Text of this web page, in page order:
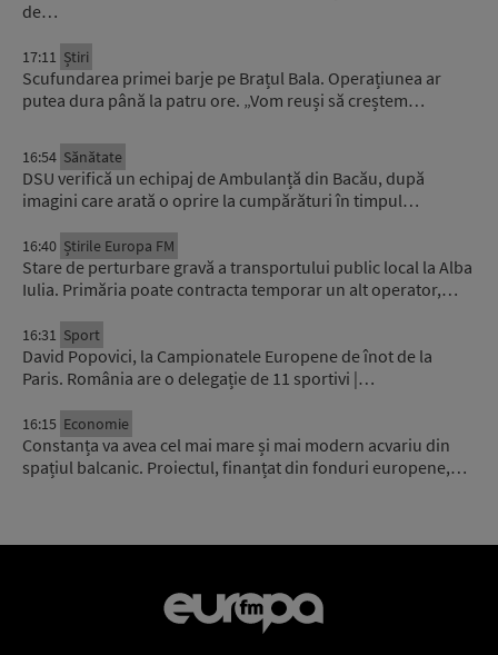
de…
17:11 Știri
Scufundarea primei barje pe Brațul Bala. Operațiunea ar
putea dura până la patru ore. „Vom reuși să creștem…
16:54 Sănătate
DSU verifică un echipaj de Ambulanță din Bacău, după
imagini care arată o oprire la cumpărături în timpul…
16:40 Știrile Europa FM
Stare de perturbare gravă a transportului public local la Alba
Iulia. Primăria poate contracta temporar un alt operator,…
16:31 Sport
David Popovici, la Campionatele Europene de înot de la
Paris. România are o delegație de 11 sportivi |…
16:15 Economie
Constanța va avea cel mai mare și mai modern acvariu din
spațiul balcanic. Proiectul, finanțat din fonduri europene,…